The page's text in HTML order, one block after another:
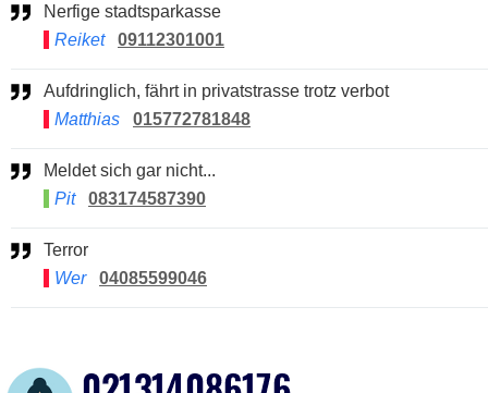
Nerfige stadtsparkasse
Reiket
09112301001
Aufdringlich, fährt in privatstrasse trotz verbot
Matthias
015772781848
Meldet sich gar nicht...
Pit
083174587390
Terror
Wer
04085599046